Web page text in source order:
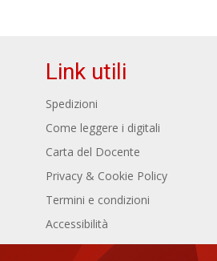
Link utili
Spedizioni
Come leggere i digitali
Carta del Docente
Privacy & Cookie Policy
Termini e condizioni
Accessibilità